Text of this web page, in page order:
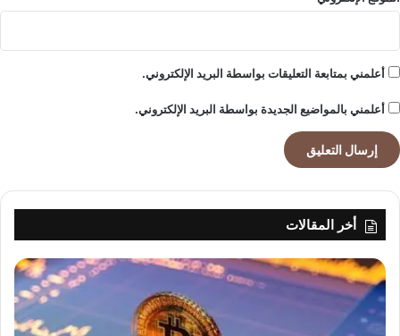
أعلمني بمتابعة التعليقات بواسطة البريد الإلكتروني.
أعلمني بالمواضيع الجديدة بواسطة البريد الإلكتروني.
أخر المقالات